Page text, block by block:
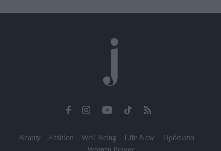
Beauty Fashion Well Being Life Now
Πρόσωπα